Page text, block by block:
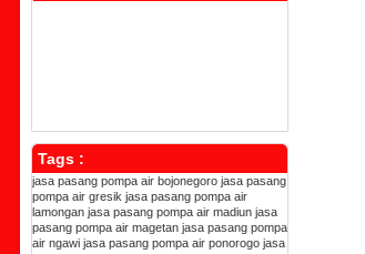
Tags :
jasa pasang pompa air bojonegoro jasa pasang
pompa air gresik jasa pasang pompa air
lamongan jasa pasang pompa air madiun jasa
pasang pompa air magetan jasa pasang pompa
air ngawi jasa pasang pompa air ponorogo jasa